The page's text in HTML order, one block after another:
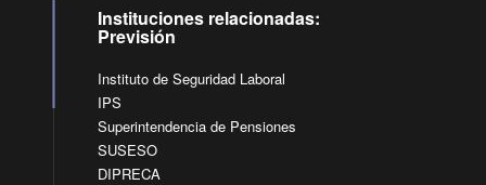
Instituciones relacionadas:
Previsión
Instituto de Seguridad Laboral
IPS
Superintendencia de Pensiones
SUSESO
DIPRECA